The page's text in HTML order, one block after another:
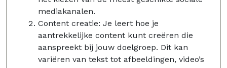
mediakanalen.
Content creatie: Je leert hoe je
aantrekkelijke content kunt creëren die
aanspreekt bij jouw doelgroep. Dit kan
variëren van tekst tot afbeeldingen, video’s